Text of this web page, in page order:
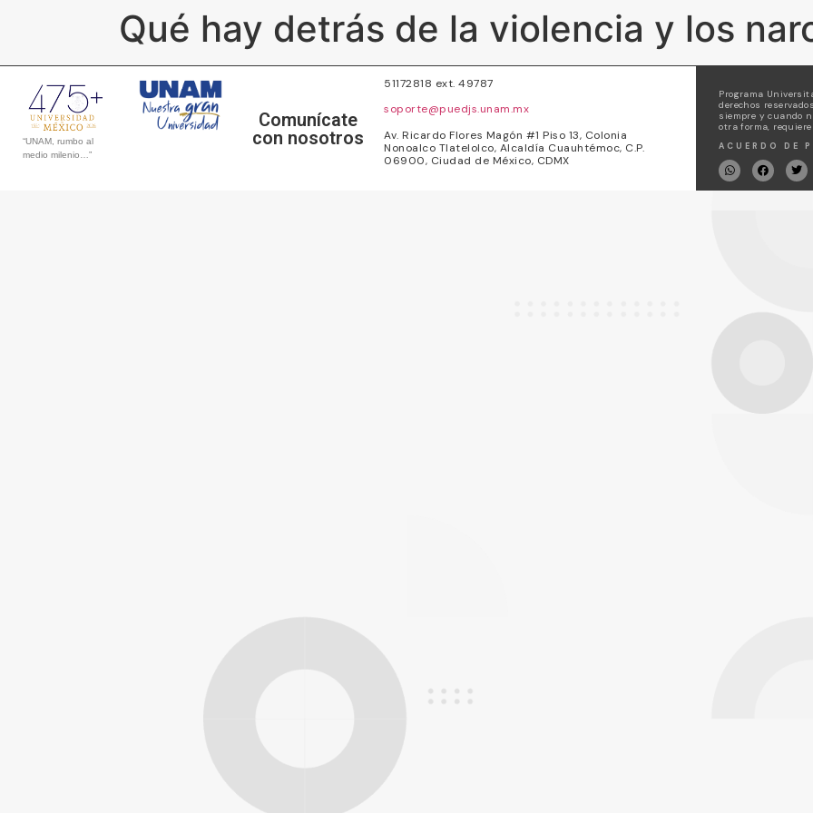
Qué hay detrás de la violencia y los
“UNAM, rumbo al
medio milenio…”
Comunícate
con nosotros
51172818 ext. 49787
soporte@puedjs.unam.mx
Av. Ricardo Flores Magón #1 Piso 13, Colonia
Nonoalco Tlatelolco, Alcaldía Cuauhtémoc, C.P.
06900, Ciudad de México, CDMX
Programa
derechos
siempre y cuando
otra forma,
ACUERDO DE